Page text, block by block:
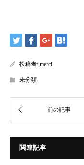
投稿者: merci
未分類
関連記事